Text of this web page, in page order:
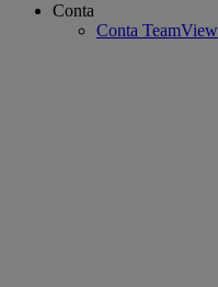
Conta
Conta